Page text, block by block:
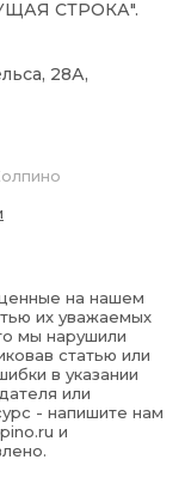
СТРОКА".
28А,
на нашем
их уважаемых
мы нарушили
статью или
в указании
или
- напишите нам
и